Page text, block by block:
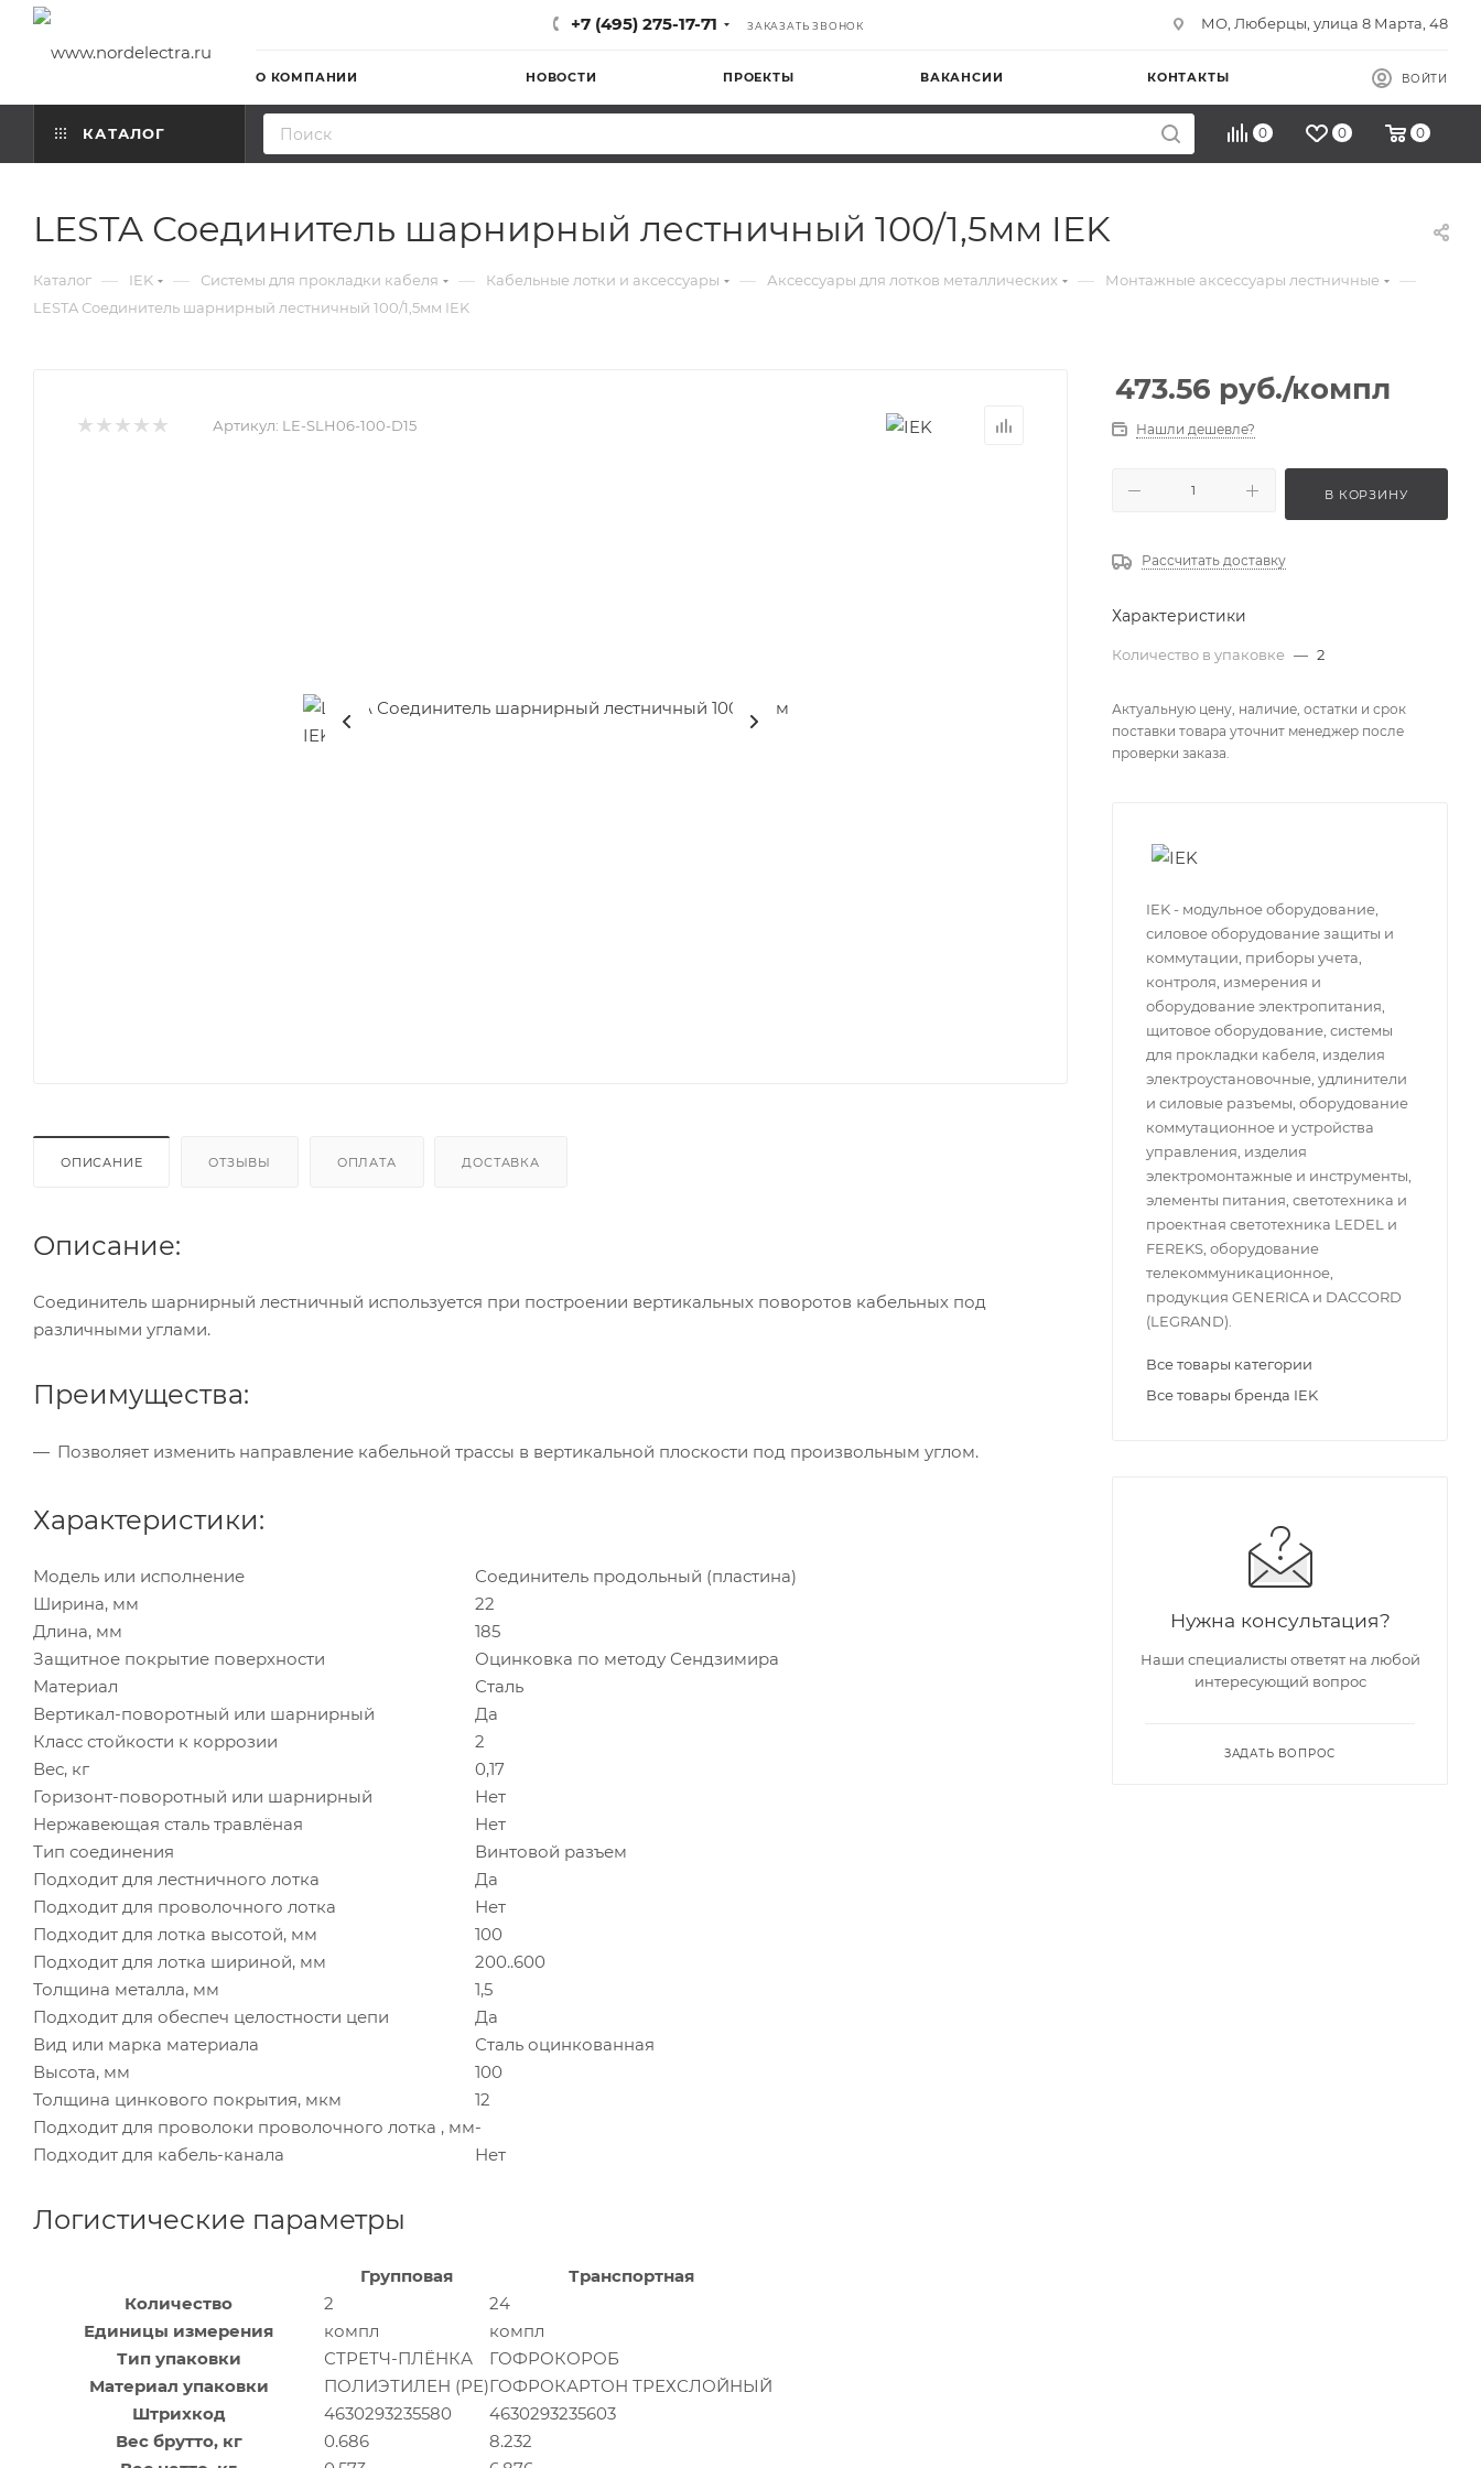
+7 (495) 275-17-71 ЗАКАЗАТЬ ЗВОНОК МО, Люберцы, улица 8 Марта, 48
О КОМПАНИИ НОВОСТИ ПРОЕКТЫ ВАКАНСИИ КОНТАКТЫ ВОЙТИ
КАТАЛОГ 0 0 0
LESTA Соединитель шарнирный лестничный 100/1,5мм IEK
Каталог — IEK — Системы для прокладки кабеля — Кабельные лотки и аксессуары — Аксессуары для лотков металлических — Монтажные аксессуары лестничные —
LESTA Соединитель шарнирный лестничный 100/1,5мм IEK
Артикул: LE-SLH06-100-D15
ОПИСАНИЕ ОТЗЫВЫ ОПЛАТА ДОСТАВКА
Описание:
Соединитель шарнирный лестничный используется при построении вертикальных поворотов кабельных под
различными углами.
Преимущества:
Позволяет изменить направление кабельной трассы в вертикальной плоскости под произвольным углом.
Характеристики:
Модель или исполнение
Соединитель продольный (пластина)
Ширина, мм
22
Длина, мм
185
Защитное покрытие поверхности
Оцинковка по методу Сендзимира
Материал
Сталь
Вертикал-поворотный или шарнирный
Да
Класс стойкости к коррозии
2
Вес, кг
0,17
Горизонт-поворотный или шарнирный
Нет
Нержавеющая сталь травлёная
Нет
Тип соединения
Винтовой разъем
Подходит для лестничного лотка
Да
Подходит для проволочного лотка
Нет
Подходит для лотка высотой, мм
100
Подходит для лотка шириной, мм
200..600
Толщина металла, мм
1,5
Подходит для обеспеч целостности цепи
Да
Вид или марка материала
Сталь оцинкованная
Высота, мм
100
Толщина цинкового покрытия, мкм
12
Подходит для проволоки проволочного лотка , мм-
Подходит для кабель-канала
Нет
Логистические параметры
Групповая
Транспортная
Количество
2
24
Единицы измерения
компл
компл
Тип упаковки
СТРЕТЧ-ПЛЁНКА
ГОФРОКОРОБ
Материал упаковки
ПОЛИЭТИЛЕН (PE)ГОФРОКАРТОН ТРЕХСЛОЙНЫЙ
Штрихкод
4630293235580
4630293235603
Вес брутто, кг
0.686
8.232
473.56 руб./компл
Нашли дешевле?
В КОРЗИНУ
Рассчитать доставку
Характеристики
Количество в упаковке — 2
Актуальную цену, наличие, остатки и срок
поставки товара уточнит менеджер после
проверки заказа.
IEK - модульное оборудование,
силовое оборудование защиты и
коммутации, приборы учета,
контроля, измерения и
оборудование электропитания,
щитовое оборудование, системы
для прокладки кабеля, изделия
электроустановочные, удлинители
и силовые разъемы, оборудование
коммутационное и устройства
управления, изделия
электромонтажные и инструменты,
элементы питания, светотехника и
проектная светотехника LEDEL и
FEREKS, оборудование
телекоммуникационное,
продукция GENERICA и DACCORD
(LEGRAND).
Все товары категории
Все товары бренда IEK
Нужна консультация?
Наши специалисты ответят на любой
интересующий вопрос
ЗАДАТЬ ВОПРОС